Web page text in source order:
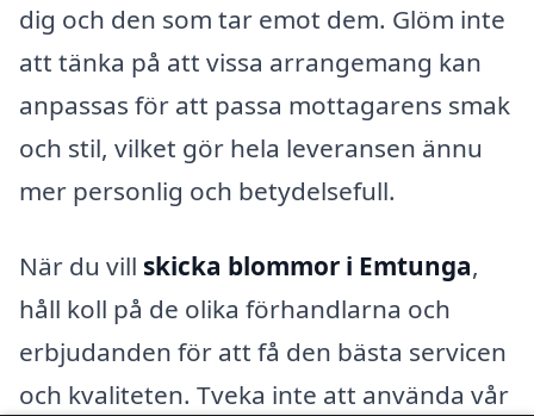
dig och den som tar emot dem. Glöm inte
att tänka på att vissa arrangemang kan
anpassas för att passa mottagarens smak
och stil, vilket gör hela leveransen ännu
mer personlig och betydelsefull.
När du vill skicka blommor i Emtunga,
håll koll på de olika förhandlarna och
erbjudanden för att få den bästa servicen
och kvaliteten. Tveka inte att använda vår